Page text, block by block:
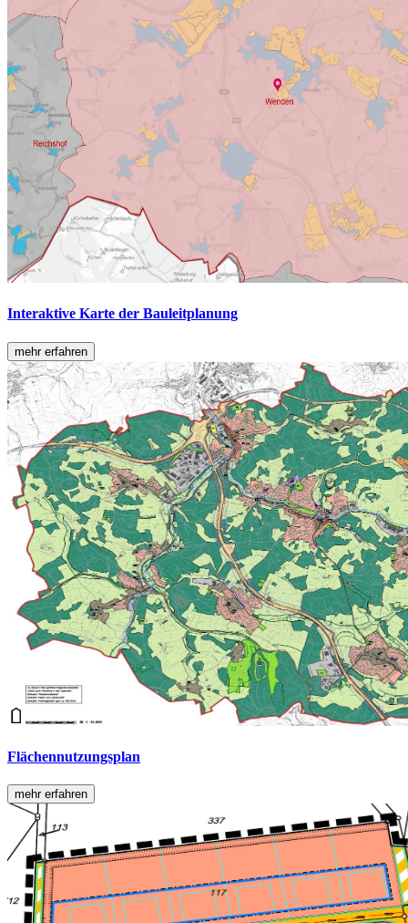
Interaktive Karte der Bauleitplanung
mehr erfahren
Flächennutzungsplan
mehr erfahren